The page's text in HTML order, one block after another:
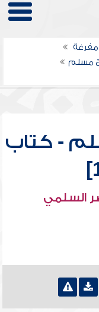
مسلم
- كتاب
السلمي